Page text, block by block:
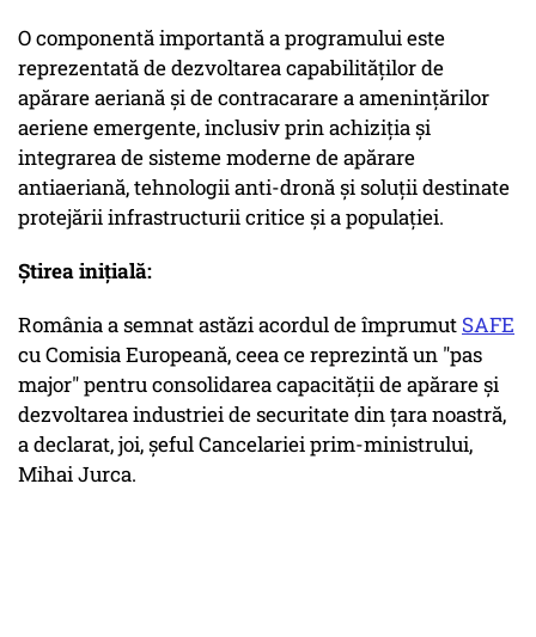
O componentă importantă a programului este
reprezentată de dezvoltarea capabilităților de
apărare aeriană și de contracarare a amenințărilor
aeriene emergente, inclusiv prin achiziția și
integrarea de sisteme moderne de apărare
antiaeriană, tehnologii anti-dronă și soluții destinate
protejării infrastructurii critice și a populației.
Știrea inițială:
România a semnat astăzi acordul de împrumut SAFE
cu Comisia Europeană, ceea ce reprezintă un "pas
major" pentru consolidarea capacităţii de apărare şi
dezvoltarea industriei de securitate din ţara noastră,
a declarat, joi, şeful Cancelariei prim-ministrului,
Mihai Jurca.